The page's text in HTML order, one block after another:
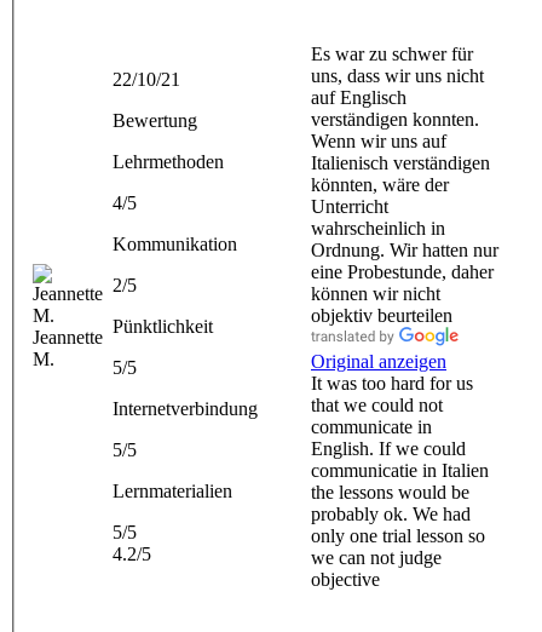
Jeannette
M.
22/10/21
Bewertung
Lehrmethoden
4/5
Kommunikation
2/5
Pünktlichkeit
5/5
Internetverbindung
5/5
Lernmaterialien
5/5
4.2/5
Es war zu schwer für
uns, dass wir uns nicht
auf Englisch
verständigen konnten.
Wenn wir uns auf
Italienisch verständigen
könnten, wäre der
Unterricht
wahrscheinlich in
Ordnung. Wir hatten nur
eine Probestunde, daher
können wir nicht
objektiv beurteilen
Original anzeigen
It was too hard for us
that we could not
communicate in
English. If we could
communicatie in Italien
the lessons would be
probably ok. We had
only one trial lesson so
we can not judge
objective